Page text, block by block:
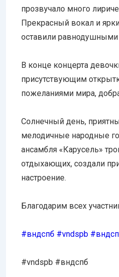
прозвучало много
Прекрасный вокал и
оставили равнодушными
В конце концерта
присутствующим
пожеланиями мира,
Солнечный день,
мелодичные народные
ансамбля «Карусель»
отдыхающих, создали
настроение.
Благодарим всех
#вндспб #vndspb
#vndspb #вндспб